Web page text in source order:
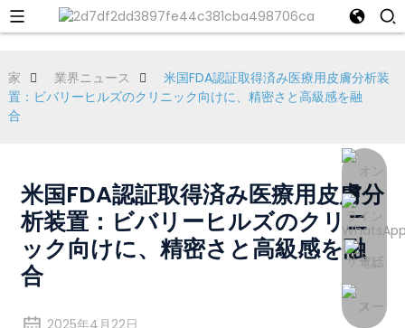
家 業界ニュース
米国FDA認証取得済み医療用皮膚分析装
置：ビバリーヒルズのクリニック向けに、精密さと高級感を融
合
米国FDA認証取得済み医療用皮膚分
析装置：ビバリーヒルズのクリニ
ック向けに、精密さと高級感を融
合
2025年4月22日